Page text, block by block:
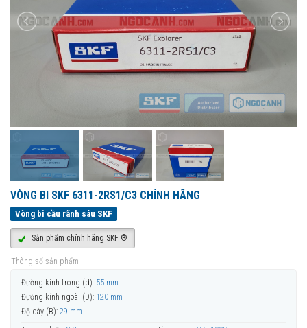
VÒNG BI SKF 6311-2RS1/C3 CHÍNH HÃNG
Vòng bi cầu rãnh sâu SKF
Sản phẩm chính hãng SKF ®
Thông số sản phẩm
Đường kính trong (d): 55 mm
Đường kính ngoài (D): 120 mm
Độ dày (B): 29 mm